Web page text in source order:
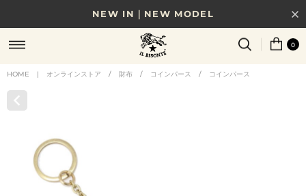
NEW IN｜NEW MODEL
8/17(月)10時まで｜税込11,000円以上で送料無料
贈る相手やシーンから選べる、新しいギフトガイド
0
HOME | オンラインストア / 財布 / コインパース / コインパース